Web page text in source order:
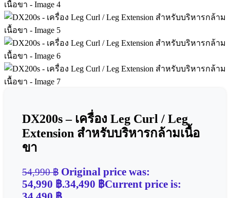
DX200s – เครื่อง Leg Curl / Leg
Extension สำหรับบริหารกล้ามเนื้อ
ขา
54,990฿ Original price was:
54,990 ฿.34,490 ฿Current price is: